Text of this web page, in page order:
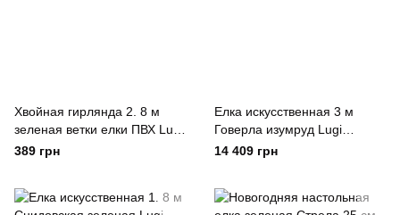
Хвойная гирлянда 2. 8 м
зеленая ветки елки ПВХ Lugi
Зелений
389 грн
Елка искусственная 3 м
Говерла изумруд Lugi
Зелений 300 см
14 409 грн